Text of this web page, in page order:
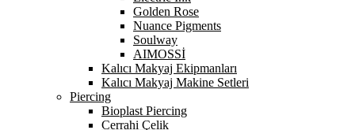
Golden Rose
Nuance Pigments
Soulway
AIMOSSİ
Kalıcı Makyaj Ekipmanları
Kalıcı Makyaj Makine Setleri
Piercing
Bioplast Piercing
Cerrahi Çelik